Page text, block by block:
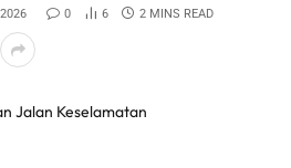
0 6 2 MINS READ